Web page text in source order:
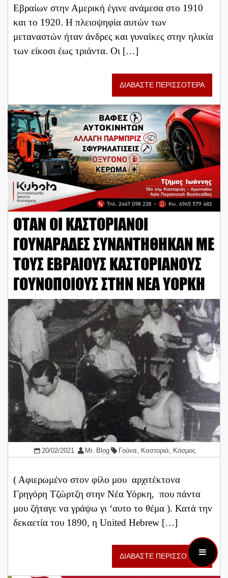
Εβραίων στην Αμερική έγινε ανάμεσα στο 1910
και το 1920. Η πλειοψηφία αυτών των
μεταναστών ήταν άνδρες και γυναίκες στην ηλικία
των είκοσι έως τριάντα. Οι […]
ΔΙΑΒΑΣΤΕ ΠΕΡΙΣΣΟΤΕΡΑ
ΟΤΑΝ ΟΙ ΚΑΣΤΟΡΙΑΝΟΙ
ΓΟΥΝΑΡΑΔΕΣ ΣΥΝΑΝΤΗΘΗΚΑΝ ΜΕ
ΤΟΥΣ ΕΒΡΑΙΟΥΣ ΚΑΣΤΟΡΙΑΝΟΥΣ
ΓΟΥΝΟΠΟΙΟΥΣ ΣΤΗΝ ΝΕΑ ΥΟΡΚΗ
20/02/2021 Mr. Blog Γούνα, Καστοριά, Κόσμος
( Αφιερωμένο στον φίλο μου αρχιτέκτονα
Γρηγόρη Τζώρτζη στην Νέα Υόρκη, που πάντα
μου ζήταγε να γράψω γι ‘αυτο το θέμα ). Κατά την
δεκαετία του 1890, η United Hebrew […]
ΔΙΑΒΑΣΤΕ ΠΕΡΙΣΣΟΤΕΡΑ